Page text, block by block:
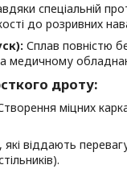
спеціальній
до розривних
Сплав повністю
медичному
дроту:
міцних
віддають